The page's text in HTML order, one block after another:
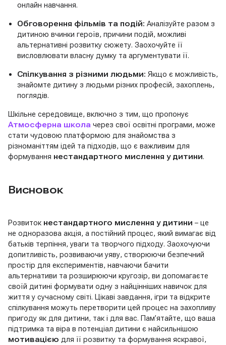
онлайн навчання.
Обговорення фільмів та подій: Аналізуйте разом з
дитиною вчинки героїв, причини подій, можливі
альтернативні розвитку сюжету. Заохочуйте її
висловлювати власну думку та аргументувати її.
Спілкування з різними людьми: Якщо є можливість,
знайомте дитину з людьми різних професій, захоплень,
поглядів.
Шкільне середовище, включно з тим, що пропонує
Атмосферна школа через свої освітні програми, може
стати чудовою платформою для знайомства з
різноманіттям ідей та підходів, що є важливим для
формування нестандартного мислення у дитини.
Висновок
Розвиток нестандартного мислення у дитини – це
не одноразова акція, а постійний процес, який вимагає від
батьків терпіння, уваги та творчого підходу. Заохочуючи
допитливість, розвиваючи уяву, створюючи безпечний
простір для експериментів, навчаючи бачити
альтернативи та розширюючи кругозір, ви допомагаєте
своїй дитині формувати одну з найцінніших навичок для
життя у сучасному світі. Цікаві завдання, ігри та відкрите
спілкування можуть перетворити цей процес на захопливу
пригоду як для дитини, так і для вас. Пам’ятайте, що ваша
підтримка та віра в потенціал дитини є найсильнішою
мотивацією для її розвитку та формування яскравої,